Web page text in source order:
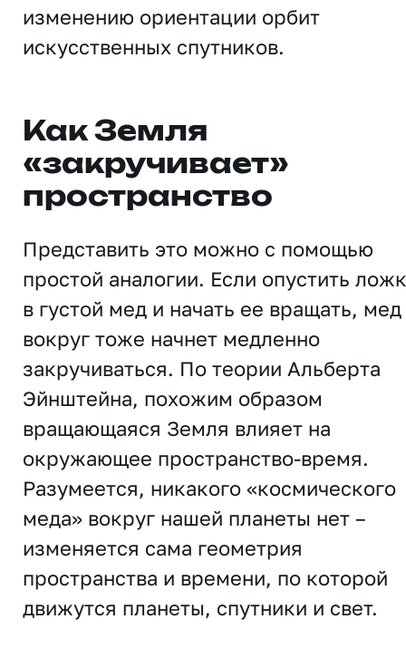
изменению ориентации орбит
искусственных спутников.
Как Земля
«закручивает»
пространство
Представить это можно с помощью
простой аналогии. Если опустить
в густой мед и начать ее вращать, мед
вокруг тоже начнет медленно
закручиваться. По теории Альберта
Эйнштейна, похожим образом
вращающаяся Земля влияет на
окружающее пространство-время.
Разумеется, никакого «космического
меда» вокруг нашей планеты нет –
изменяется сама геометрия
пространства и времени, по которой
движутся планеты, спутники и свет.